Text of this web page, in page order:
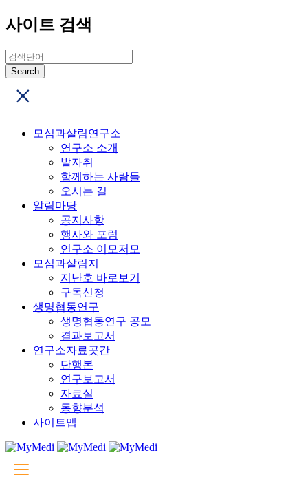
사이트 검색
모심과살림연구소
연구소 소개
발자취
함께하는 사람들
오시는 길
알림마당
공지사항
행사와 포럼
연구소 이모저모
모심과살림지
지난호 바로보기
구독신청
생명협동연구
생명협동연구 공모
결과보고서
연구소자료곳간
단행본
연구보고서
자료실
동향분석
사이트맵